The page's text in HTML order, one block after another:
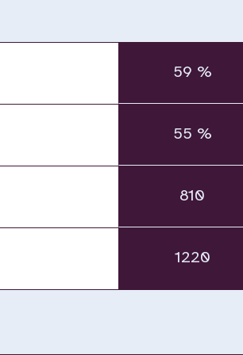
59 %
55 %
810
1220